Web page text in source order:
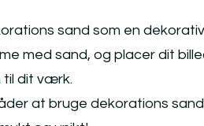
sand som en
med sand, og placer dit
til dit værk.
at bruge dekorations